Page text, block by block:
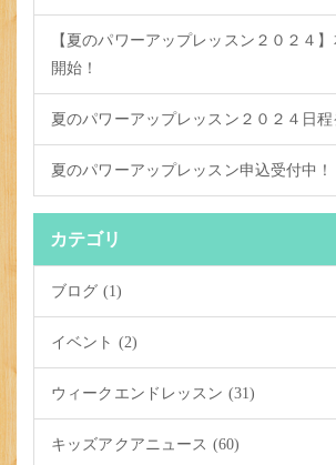
【夏のパワーアップレッスン２０２４
開始！
夏のパワーアップレッスン２０２４日程
夏のパワーアップレッスン申込受付中！
カテゴリ
ブログ (1)
イベント (2)
ウィークエンドレッスン (31)
キッズアクアニュース (60)